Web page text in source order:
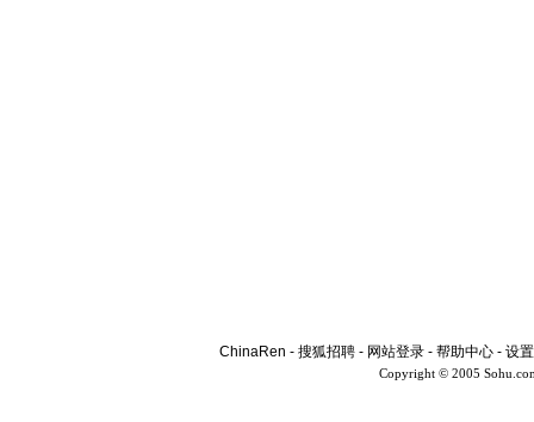
ChinaRen - 搜狐招聘 - 网站登录 - 帮助中心 - 设
Copyright © 2005